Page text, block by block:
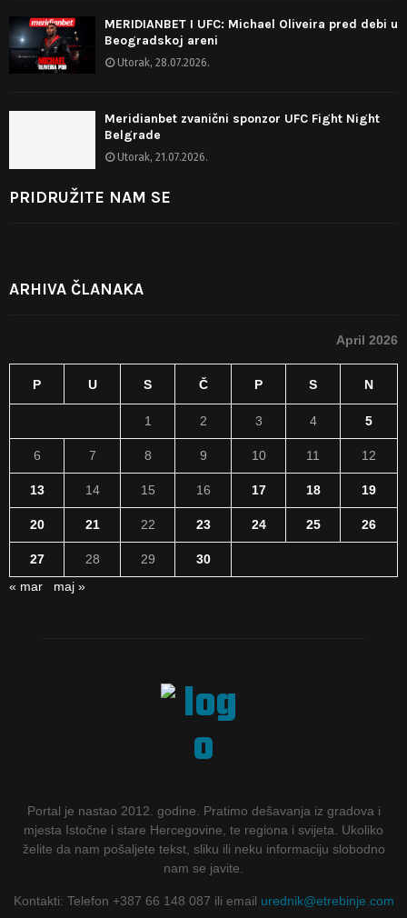
MERIDIANBET I UFC: Michael Oliveira pred debi u
Beogradskoj areni
Utorak, 28.07.2026.
Meridianbet zvanični sponzor UFC Fight Night
Belgrade
Utorak, 21.07.2026.
PRIDRUŽITE NAM SE
ARHIVA ČLANAKA
April 2026
P U S Č P S N
1 2 3 4 5
6 7 8 9 10 11 12
13 14 15 16 17 18 19
20 21 22 23 24 25 26
27 28 29
30
« mar
maj »
Portal je nastao 2012. godine. Pratimo dešavanja iz gradova i
mjesta Istočne i stare Hercegovine, te regiona i svijeta. Ukoliko
želite da nam pošaljete tekst, sliku ili neku informaciju slobodno
nam se javite.
Kontakti: Telefon +387 66 148 087 ili email urednik@etrebinje.com